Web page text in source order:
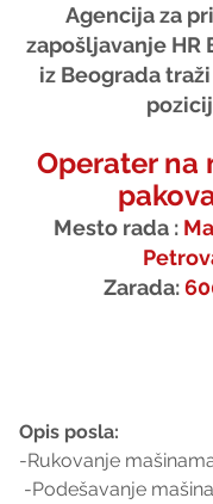
Agencija za
zapošljavanje HR
iz Beograda
Operater na
Mesto rada :
Zarada:
Opis posla:
-Rukovanje